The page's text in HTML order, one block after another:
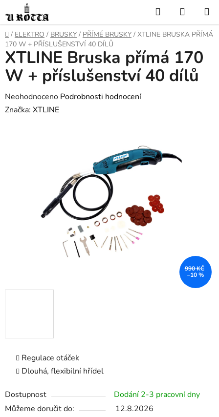
na
obsah
Hledat
KOŠÍK
DOMŮ
/ ELEKTRO / BRUSKY / PŘÍMÉ BRUSKY / XTLINE BRUSKA PŘÍMÁ
170 W + PŘÍSLUŠENSTVÍ 40 DÍLŮ
Regulace otáček
Dlouhá, flexibilní hřídel
Dostupnost
Dodání 2-3 pracovní dny
Můžeme doručit do:
12.8.2026
XTLINE Bruska přímá 170
W + příslušenství 40 dílů
Průměrné
hodnocení
Neohodnoceno Podrobnosti hodnocení
Značka: XTLINE
990 KČ
–10 %